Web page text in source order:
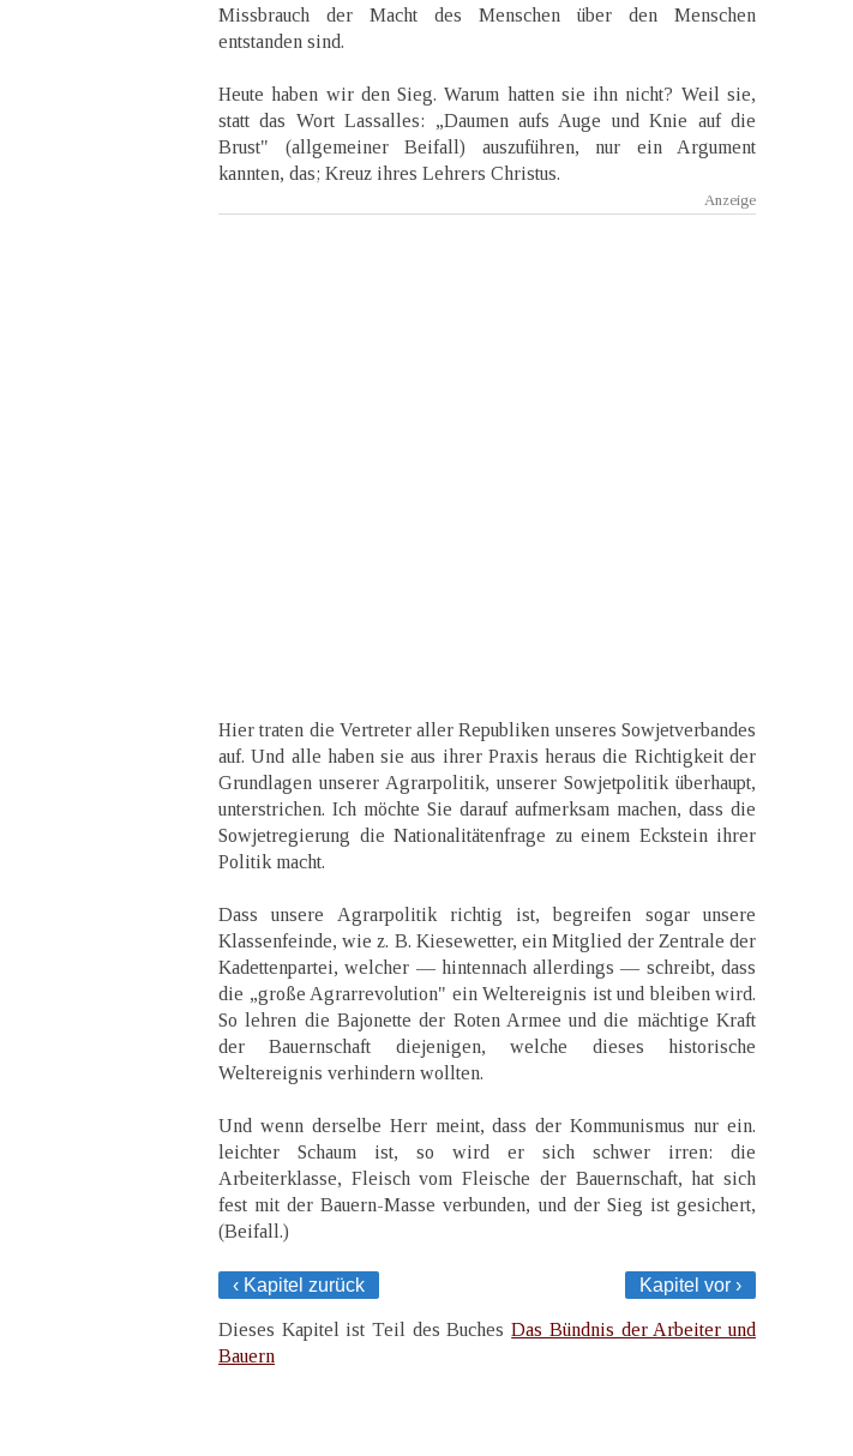
Missbrauch der Macht des Menschen über den Menschen
entstanden sind.
Heute haben wir den Sieg. Warum hatten sie ihn nicht? Weil sie,
statt das Wort Lassalles: „Daumen aufs Auge und Knie auf die
Brust" (allgemeiner Beifall) auszuführen, nur ein Argument
kannten, das; Kreuz ihres Lehrers Christus.
Hier traten die Vertreter aller Republiken unseres Sowjetverbandes
auf. Und alle haben sie aus ihrer Praxis heraus die Richtigkeit der
Grundlagen unserer Agrarpolitik, unserer Sowjetpolitik überhaupt,
unterstrichen. Ich möchte Sie darauf aufmerksam machen, dass die
Sowjetregierung die Nationalitätenfrage zu einem Eckstein ihrer
Politik macht.
Dass unsere Agrarpolitik richtig ist, begreifen sogar unsere
Klassenfeinde, wie z. B. Kiesewetter, ein Mitglied der Zentrale der
Kadettenpartei, welcher — hintennach allerdings — schreibt, dass
die „große Agrarrevolution" ein Weltereignis ist und bleiben wird.
So lehren die Bajonette der Roten Armee und die mächtige Kraft
der Bauernschaft diejenigen, welche dieses historische
Weltereignis verhindern wollten.
Und wenn derselbe Herr meint, dass der Kommunismus nur ein.
leichter Schaum ist, so wird er sich schwer irren: die
Arbeiterklasse, Fleisch vom Fleische der Bauernschaft, hat sich
fest mit der Bauern-Masse verbunden, und der Sieg ist gesichert,
(Beifall.)
‹ Kapitel zurück Kapitel vor ›
Dieses Kapitel ist Teil des BuchesDas Bündnis der Arbeiter und
Bauern